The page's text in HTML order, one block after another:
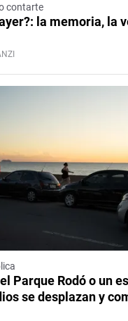
contarte
la memoria, la
Parque Rodó o un
se desplazan y